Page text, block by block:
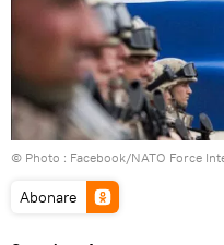
© Photo : Facebook/NATO Force
Abonare